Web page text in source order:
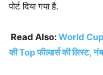
पोर्ट दिया गया है.
Read Also:World
की Top फील्डर्स की लिस्ट,